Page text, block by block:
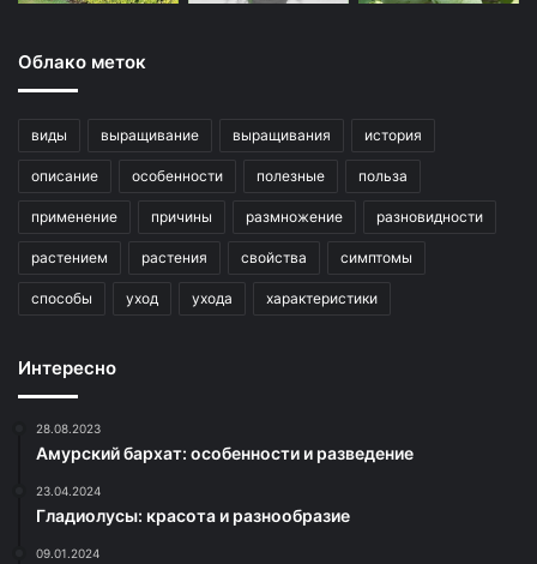
Облако меток
виды выращивание выращивания история
описание особенности полезные польза
применение причины размножение разновидности
растением растения свойства симптомы
способы уход ухода характеристики
Интересно
28.08.2023
Амурский бархат: особенности и разведение
23.04.2024
Гладиолусы: красота и разнообразие
09.01.2024